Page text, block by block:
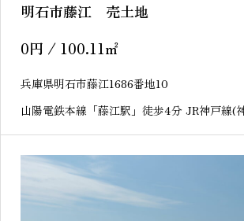
明石市藤江 売土地
0円 / 100.11㎡
兵庫県明石市藤江1686番地10
山陽電鉄本線「藤江駅」徒歩4分 JR神戸線(